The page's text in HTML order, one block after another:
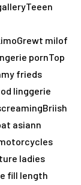
milof
pornTop
frieds
linggerie
asiann
ladies
fill length